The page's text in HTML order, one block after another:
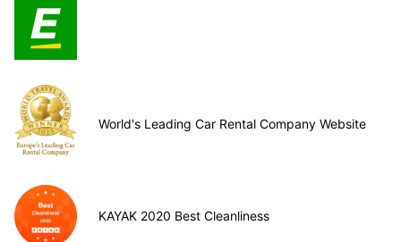
World's Leading Car Rental Company Website
KAYAK 2020 Best Cleanliness